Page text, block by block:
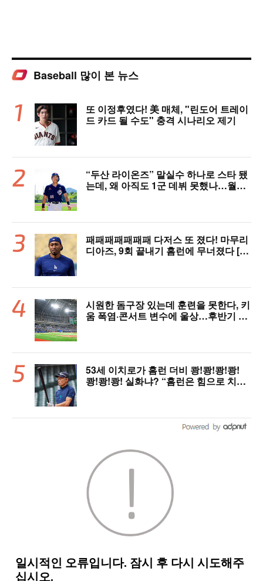
Baseball 많이 본 뉴스
또 이정후였다! 美 매체, "린도어 트레이
드 카드 될 수도" 충격 시나리오 제기
“두산 라이온즈” 말실수 하나로 스타 됐
는데, 왜 아직도 1군 데뷔 못했나…월간
패패패패패패패 다저스 또 졌다! 마무리
디아즈, 9회 끝내기 홈런에 무너졌다 [L
시원한 돔구장 있는데 훈련을 못한다, 키
움 폭염·콘서트 변수에 울상…후반기 상
53세 이치로가 홈런 더비 쾅!쾅!쾅!쾅!
쾅!쾅!쾅! 실화냐? “홈런은 힘으로 치는